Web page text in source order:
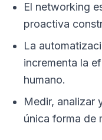
El networking
proactiva
La
incrementa la
humano.
Medir, analizar
única forma de